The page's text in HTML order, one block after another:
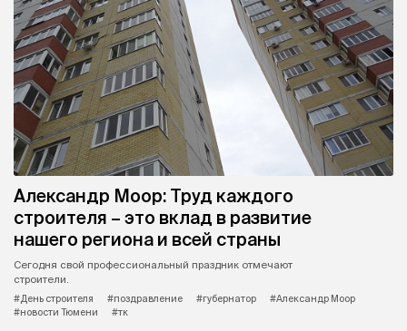
Александр Моор: Труд каждого
строителя – это вклад в развитие
нашего региона и всей страны
Сегодня свой профессиональный праздник отмечают
строители.
#День строителя
#поздравление #губернатор
#Александр Моор
#новости Тюмени
#тк